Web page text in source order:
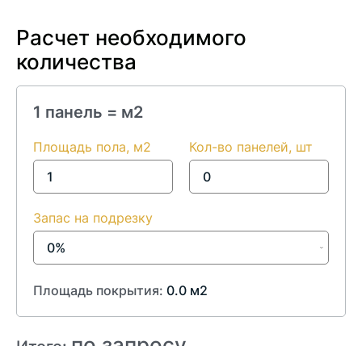
Расчет необходимого
количества
1 панель = м2
Площадь пола, м2 Кол-во панелей, шт
Запас на подрезку
Площадь покрытия: 0.0 м2